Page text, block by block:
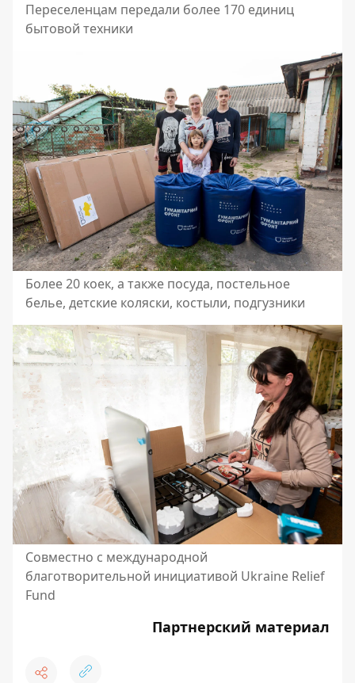
Переселенцам передали более 170 единиц
бытовой техники
Более 20 коек, а также посуда, постельное
белье, детские коляски, костыли, подгузники
Совместно с международной
благотворительной инициативой Ukraine Relief
Fund
Партнерский материал